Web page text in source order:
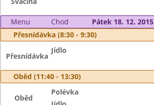
Menu Chod
Pátek 18. 12. 2015
Přesnídávka (8:30 - 9:30)
Přesnídávka
Jídlo
Oběd (11:40 - 13:30)
Oběd
Polévka